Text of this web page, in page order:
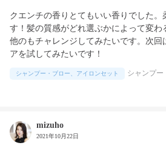
クエンチの香りとてもいい香りでした。
す！髪の質感がどれ選ぶかによって変わ
他のもチャレンジしてみたいです。次回
アを試してみたいです！
シャンプー・ブロー、アイロンセット シャンプー
mizuho
2021年10月22日